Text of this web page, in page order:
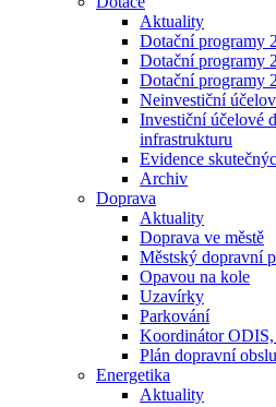
Aktuality
Dotační programy
Dotační programy
Dotační programy
Neinvestiční
Investiční účelové
infrastrukturu
Evidence
Archiv
Doprava
Aktuality
Doprava ve městě
Městský dopravní
Opavou na kole
Uzavírky
Parkování
Koordinátor ODIS,
Plán dopravní
Energetika
Aktuality